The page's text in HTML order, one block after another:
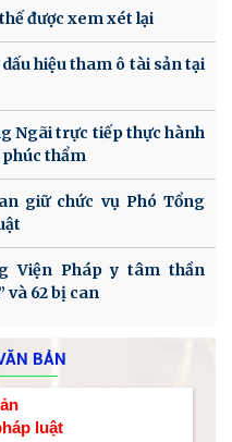
được xem xét lại
hiệu tham ô tài sản tại
Ngãi trực tiếp thực hành
thẩm
giữ chức vụ Phó Tổng
Viện Pháp y tâm thần
62 bị can
BẢN
luật